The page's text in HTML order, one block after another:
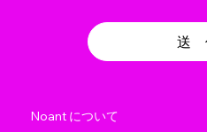
送
Noant について